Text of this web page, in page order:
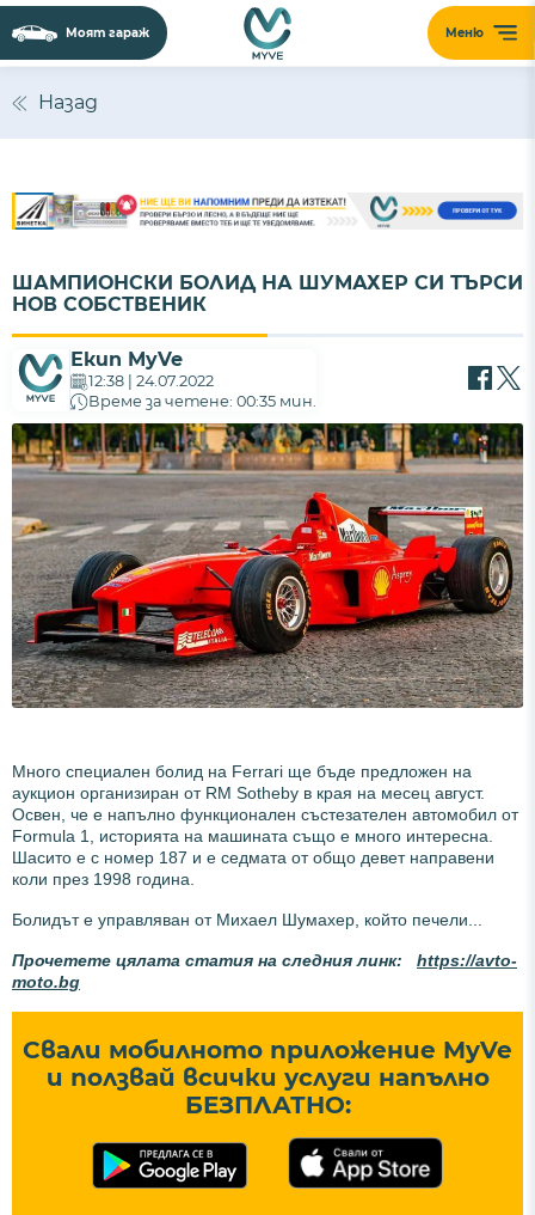
Меню
Моят гараж
Назад
ШАМПИОНСКИ БОЛИД НА ШУМАХЕР СИ ТЪРСИ
НОВ СОБСТВЕНИК
Екип MyVe
12:38 | 24.07.2022
Време за четене: 00:35 мин.
Много специален болид на Ferrari ще бъде предложен на
аукцион организиран от RM Sotheby в края на месец август.
Освен, че е напълно функционален състезателен автомобил от
Formula 1, историята на машината също е много интересна.
Шасито е с номер 187 и е седмата от общо девет направени
коли през 1998 година.
Болидът е управляван от Михаел Шумахер, който печели...
Прочетете цялата статия на следния линк: https://avto-
moto.bg
Свали мобилното приложение MyVe
и ползвай всички услуги напълно
БЕЗПЛАТНО: